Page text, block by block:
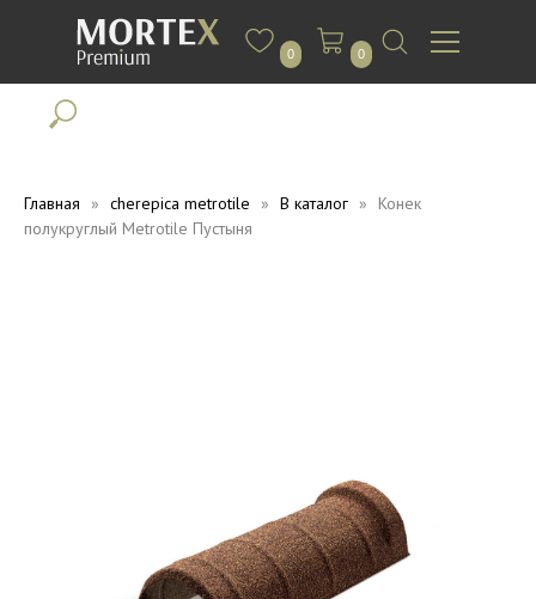
0 0
Главная cherepica metrotile В каталог
Конек
полукруглый Metrotile Пустыня